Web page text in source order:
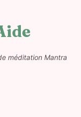
méditation Mantra